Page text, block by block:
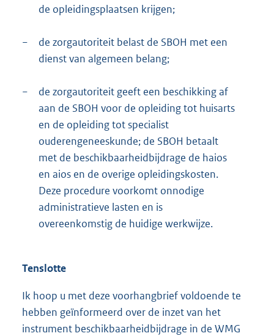
de opleidingsplaatsen krijgen;
−
de zorgautoriteit belast de SBOH met een
dienst van algemeen belang;
−
de zorgautoriteit geeft een beschikking af
aan de SBOH voor de opleiding tot huisarts
en de opleiding tot specialist
ouderengeneeskunde; de SBOH betaalt
met de beschikbaarheidbijdrage de haios
en aios en de overige opleidingskosten.
Deze procedure voorkomt onnodige
administratieve lasten en is
overeenkomstig de huidige werkwijze.
Tenslotte
Ik hoop u met deze voorhangbrief voldoende te
hebben geïnformeerd over de inzet van het
instrument beschikbaarheidbijdrage in de WMG